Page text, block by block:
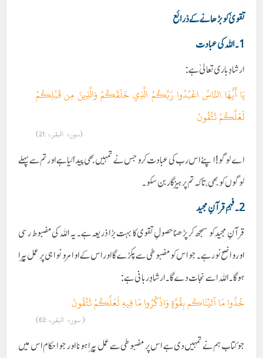
تقویٰ کو بڑھانے کے ذرائع
1۔ اللہ کی عبادت
ارشادِ باری تعالیٰ ہے:
يَا أَيُّهَا النَّاسُ اعْبُدُوا رَبَّكُمُ الَّذِي خَلَقَكُمْ وَالَّذِينَ مِن قَبْلِكُمْ
لَعَلَّكُمْ تَتَّقُونَ
(سورۃ البقرۃ:21)
اے لوگو! اپنے اس رب کی عبادت کرو جس نے تمہیں بھی پیدا کیا ہے اور تم سے پہلے
لوگوں کو بھی، تاکہ تم پرہیزگار بن سکو۔
2۔ فہمِ قرآنِ مجید
قرآنِ مجید کو سمجھ کر پڑھنا حصولِ تقوی کا بہت بڑا ذریعہ ہے۔ یہ اللہ کی مضبوط رسی
اور واضح نور ہے۔ جو اس کو مضبوطی سے پکڑے گا اور اس کے اوامر و نواہی پر عمل پیرا
ہو گا۔ اللہ اسے نجات دے گا۔ ارشادِ ربانی ہے:
خُذُوا مَا آتَيْنَاكُم بِقُوَّةٍ وَاذْكُرُوا مَا فِيهِ لَعَلَّكُمْ تَتَّقُونَ
( سورۃ البقرۃ:63)
جو کتاب ہم نے تمہیں دی ہے اس پر مضبوطی سے عمل پیرا ہونا اور جو احکام اس میں